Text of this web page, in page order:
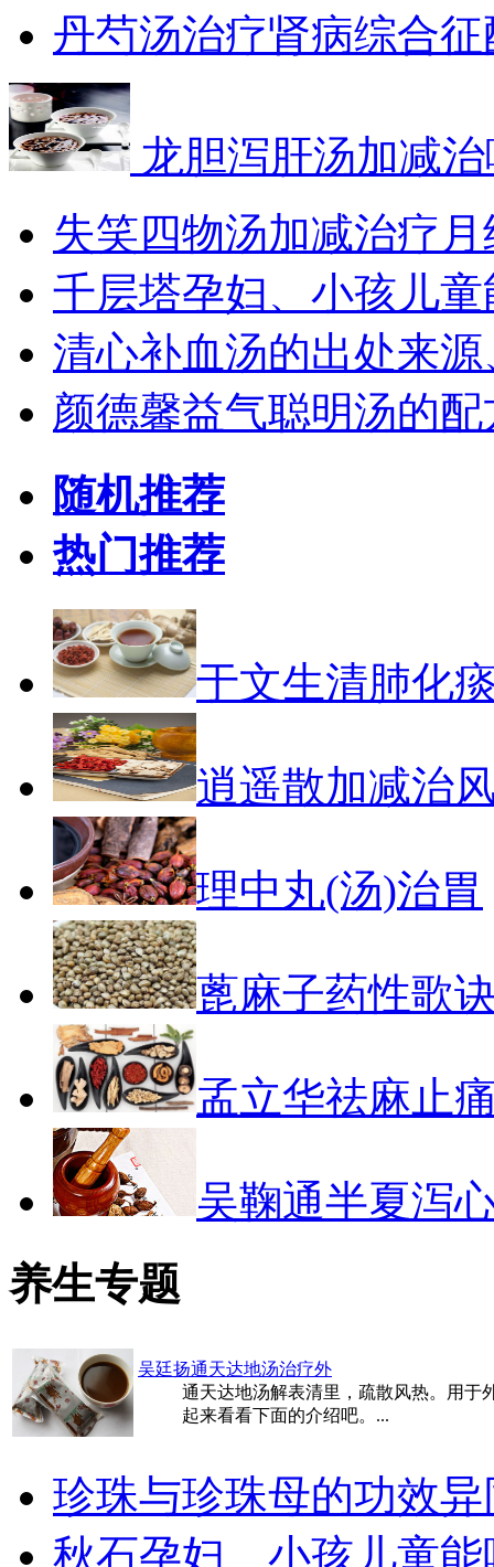
丹芍汤治疗肾病综合征
龙胆泻肝汤加减
失笑四物汤加减治疗月
千层塔孕妇、小孩儿童
清心补血汤的出处来源
颜德馨益气聪明汤的配
随机推荐
热门推荐
于文生清肺化
逍遥散加减治
理中丸(汤)治胃
蓖麻子药性歌
孟立华祛麻止
吴鞠通半夏泻
养生专题
吴廷扬通天达地汤治疗外
通天达地汤解表清里，疏散风热。用于
起来看看下面的介绍吧。...
珍珠与珍珠母的功效异
秋石孕妇、小孩儿童能